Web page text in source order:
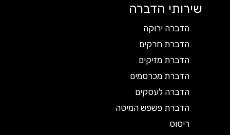
שירותי הדברה
הדברה ירוקה
הדברת חרקים
הדברת מזיקים
הדברת מכרסמים
הדברה לעסקים
הדברת פשפש המיטה
ריסוס